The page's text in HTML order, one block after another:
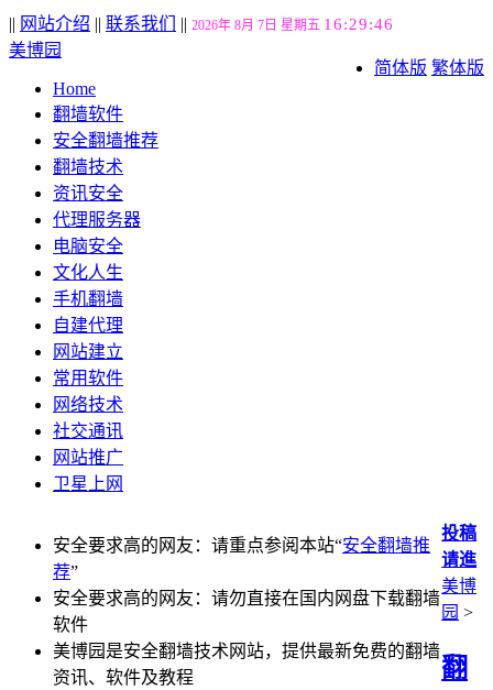
|| 网站介绍 || 联系我们 || 2026年 8月 7日 星期五 16:29:47
简体版 繁体版
美博园
Home
翻墙软件
安全翻墙推荐
翻墙技术
资讯安全
代理服务器
电脑安全
文化人生
手机翻墙
自建代理
网站建立
常用软件
网络技术
社交通讯
网站推广
卫星上网
安全要求高的网友：请重点参阅本站“安全翻墙推
荐”
安全要求高的网友：请勿直接在国内网盘下载翻墙
软件
美博园是安全翻墙技术网站，提供最新免费的翻墙
资讯、软件及教程
投稿
请進
美博
园 >
翻